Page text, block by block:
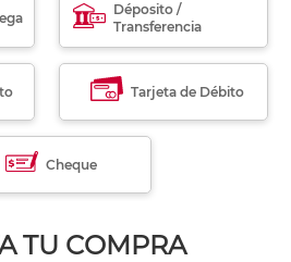
Déposito /
Transferencia
Tarjeta de Débito
Cheque
TU COMPRA